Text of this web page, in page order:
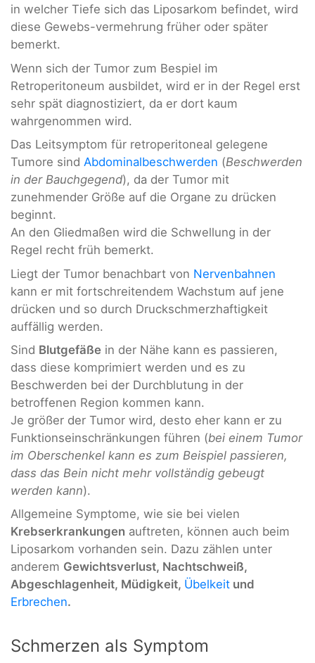
in welcher Tiefe sich das Liposarkom befindet, wird
diese Gewebs-vermehrung früher oder später
bemerkt.
Wenn sich der Tumor zum Bespiel im
Retroperitoneum ausbildet, wird er in der Regel erst
sehr spät diagnostiziert, da er dort kaum
wahrgenommen wird.
Das Leitsymptom für retroperitoneal gelegene
Tumore sind Abdominalbeschwerden (Beschwerden
in der Bauchgegend), da der Tumor mit
zunehmender Größe auf die Organe zu drücken
beginnt.
An den Gliedmaßen wird die Schwellung in der
Regel recht früh bemerkt.
Liegt der Tumor benachbart von Nervenbahnen
kann er mit fortschreitendem Wachstum auf jene
drücken und so durch Druckschmerzhaftigkeit
auffällig werden.
Sind Blutgefäße in der Nähe kann es passieren,
dass diese komprimiert werden und es zu
Beschwerden bei der Durchblutung in der
betroffenen Region kommen kann.
Je größer der Tumor wird, desto eher kann er zu
Funktionseinschränkungen führen (bei einem Tumor
im Oberschenkel kann es zum Beispiel passieren,
dass das Bein nicht mehr vollständig gebeugt
werden kann).
Allgemeine Symptome, wie sie bei vielen
Krebserkrankungen auftreten, können auch beim
Liposarkom vorhanden sein. Dazu zählen unter
anderem Gewichtsverlust, Nachtschweiß,
Abgeschlagenheit, Müdigkeit, Übelkeit und
Erbrechen.
Schmerzen als Symptom